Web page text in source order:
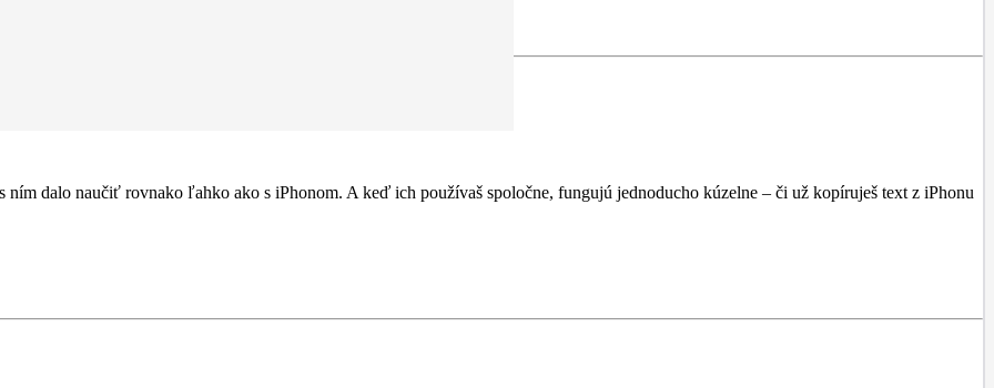
dalo naučiť rovnako ľahko ako s iPhonom. A keď ich používaš spoločne, fungujú jednoducho kúzelne – či už kopíruješ text z iPhonu